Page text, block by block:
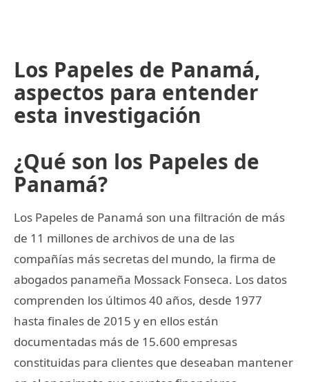
Los Papeles de Panamá,
aspectos para entender
esta investigación
¿Qué son los Papeles de
Panamá?
Los Papeles de Panamá son una filtración de más
de 11 millones de archivos de una de las
compañías más secretas del mundo, la firma de
abogados panameña Mossack Fonseca. Los datos
comprenden los últimos 40 años, desde 1977
hasta finales de 2015 y en ellos están
documentadas más de 15.600 empresas
constituidas para clientes que deseaban mantener